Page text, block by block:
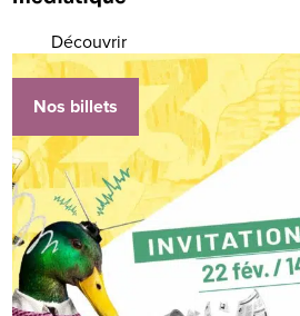
Découvrir
Nos billets